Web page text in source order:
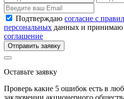
Подтверждаю согласие с
персональных данных и принимаю
соглашение
Отправить заявку
Оставьте заявку
Проверь какие 5 ошибок есть в
заключении акционерного